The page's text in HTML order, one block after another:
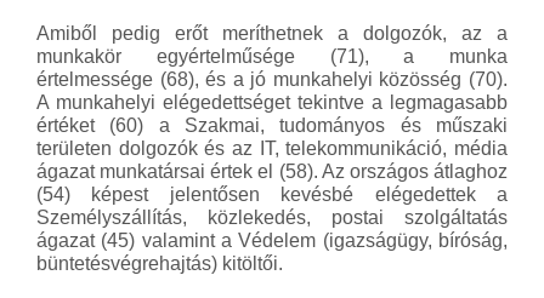
Amiből pedig erőt meríthetnek a dolgozók, az a
munkakör egyértelműsége (71), a munka
értelmessége (68), és a jó munkahelyi közösség (70).
A munkahelyi elégedettséget tekintve a legmagasabb
értéket (60) a Szakmai, tudományos és műszaki
területen dolgozók és az IT, telekommunikáció, média
ágazat munkatársai értek el (58). Az országos átlaghoz
(54) képest jelentősen kevésbé elégedettek a
Személyszállítás, közlekedés, postai szolgáltatás
ágazat (45) valamint a Védelem (igazságügy, bíróság,
büntetésvégrehajtás) kitöltői.